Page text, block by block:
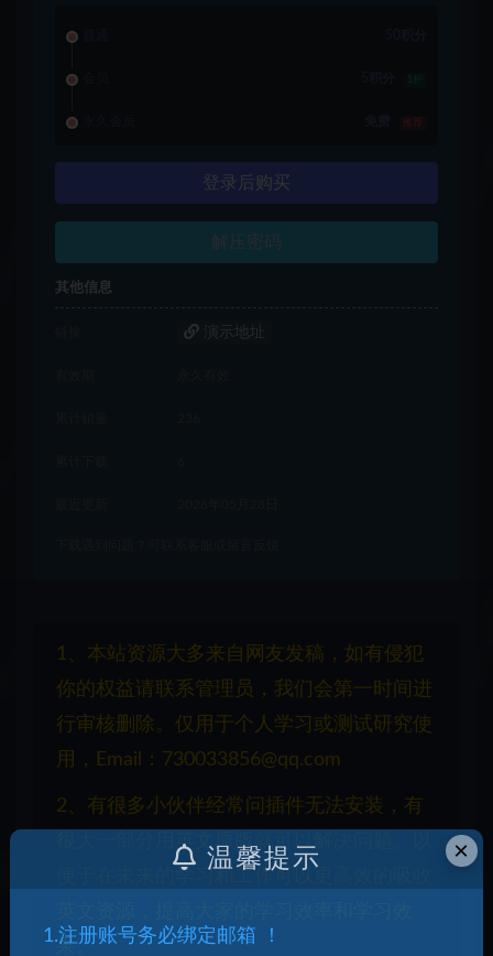
推荐
登录后购买
解压密码
其他信息
演示地址
1、本站资源大多来自网友发稿，如有侵犯
你的权益请联系管理员，我们会第一时间进
行审核删除。仅用于个人学习或测试研究使
用，Email：730033856@qq.com
2、有很多小伙伴经常问插件无法安装，有
很大一部分用英文原版就可以解决问题。以
便于在未来的学习和工作可以更高效的吸收
果。
×
温馨提示
1.注册账号务必绑定邮箱 ！